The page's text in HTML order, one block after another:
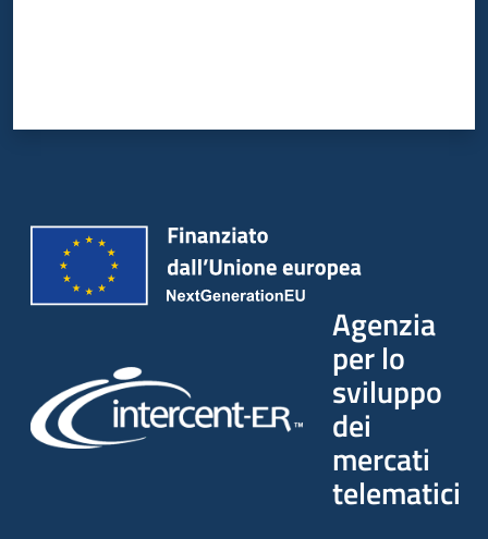
Agenzia
per lo
sviluppo
dei
mercati
telematici